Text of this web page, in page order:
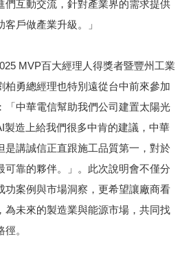
們互動交流，針對產業界的需求提供
戶做產業升級。」
MVP百大經理人得獎者暨豐州工業
柏勇總經理也特別遠從台中前來參加
「中華電信幫助我們公司建置太陽光
製造上給我們很多中肯的建議，中華
是講誠信正直跟施工品質第一，對於
可靠的夥伴。」。此次說明會不僅分
功案例與市場洞察，更希望讓廠商看
為未來的製造業與能源市場，共同找
。